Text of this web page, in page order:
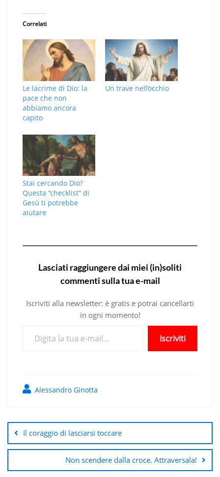
Correlati
Le lacrime di Dio: la
pace che non
abbiamo ancora
capito
Un trave nell’occhio
Stai cercando Dio?
Questa “checklist” di
Gesù ti potrebbe
aiutare
Lasciati raggiungere dai miei (in)soliti
commenti sulla tua e-mail
Iscriviti alla newsletter: è gratis e potrai cancellarti
in ogni momento!
Iscriviti
Alessandro Ginotta
articoli
Il coraggio di lasciarsi toccare
Non scendere dalla croce. Attraversala!